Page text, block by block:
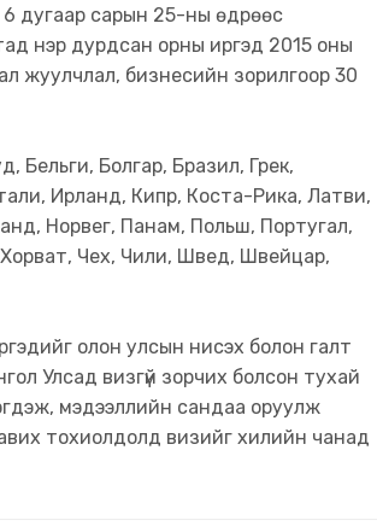
дугаар сарын 25-ны өдрөөс
нэр дурдсан орны иргэд 2015 оны
жуулчлал, бизнесийн зорилгоор 30
Бельги, Болгар, Бразил, Грек,
Ирланд, Кипр, Коста-Рика, Латви,
Норвег, Панам, Польш, Португал,
Чех, Чили, Швед, Швейцар,
олон улсын нисэх болон галт
Улсад визгүй зорчих болсон тухай
мэдээллийн сандаа оруулж
тохиолдолд визийг хилийн чанад